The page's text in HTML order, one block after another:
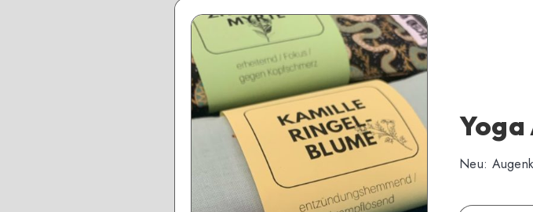
Yoga
Neu: